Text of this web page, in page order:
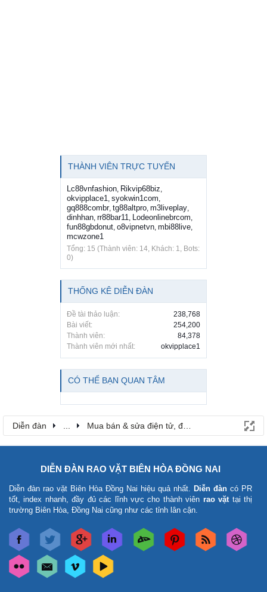
THÀNH VIÊN TRỰC TUYẾN
Lc88vnfashion Rikvip68biz
okvipplace1 syokwin1com
gq888combr, tg88altpro m3liveplay
dinhhan rr88bar11 Lodeonlinebrcom
fun88gbdonut o8vipnetvn mbi88live
mcwzone1
Tổng: 15 (Thành viên: 14, Khách: 1, Bots:
0)
THỐNG KÊ DIỄN ĐÀN
Đề tài thảo luận:
238,768
Bài viết:
254,200
Thành viên:
84,378
Thành viên mới nhất:
okvipplace1
CÓ THỂ BẠN QUAN TÂM
Diễn đàn Mua bán & sửa điện tử, điện lạnh
DIỄN ĐÀN RAO VẶT BIÊN HÒA ĐỒNG NAI
Diễn đàn rao vặt Biên Hòa Đồng Nai hiệu quả nhất. Diễn đàn có PR
tốt, index nhanh, đầy đủ các lĩnh vực cho thành viên rao vặt tại thị
trường Biên Hòa, Đồng Nai cũng như các tỉnh lân cận.